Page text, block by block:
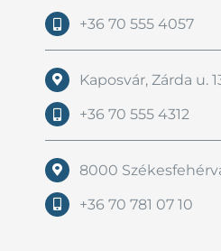
+36 70 555 4057
Kaposvár, Zárda u.
+36 70 555 4312
8000
+36 70 781 07 10